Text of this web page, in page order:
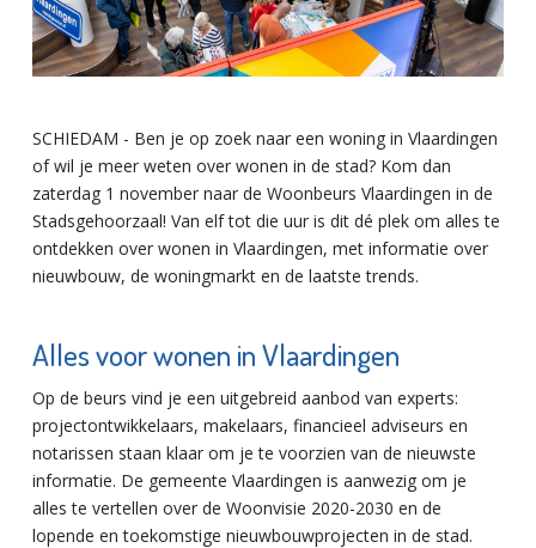
SCHIEDAM - Ben je op zoek naar een woning in Vlaardingen
of wil je meer weten over wonen in de stad? Kom dan
zaterdag 1 november naar de Woonbeurs Vlaardingen in de
Stadsgehoorzaal! Van elf tot die uur is dit dé plek om alles te
ontdekken over wonen in Vlaardingen, met informatie over
nieuwbouw, de woningmarkt en de laatste trends.
Alles voor wonen in Vlaardingen
Op de beurs vind je een uitgebreid aanbod van experts:
projectontwikkelaars, makelaars, financieel adviseurs en
notarissen staan klaar om je te voorzien van de nieuwste
informatie. De gemeente Vlaardingen is aanwezig om je
alles te vertellen over de Woonvisie 2020-2030 en de
lopende en toekomstige nieuwbouwprojecten in de stad.